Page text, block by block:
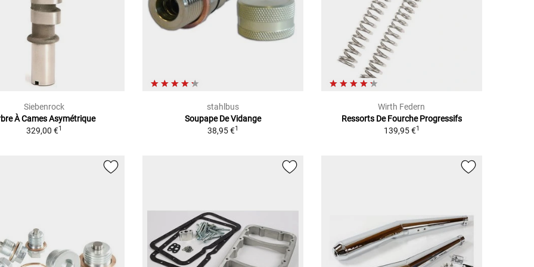
Siebenrock
À Cames Asymétrique
329,00 €1
stahlbus
Soupape De Vidange
38,95 €1
Wirth Federn
Ressorts De Fourche Progressifs
139,95 €1